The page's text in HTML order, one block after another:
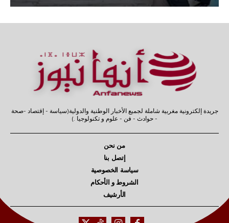
جريدة إلكترونية مغربية شاملة لجميع الأخبار الوطنية والدولية(سياسة - إقتصاد -صحة
- حوادث - فن - علوم و تكنولوجيا .)
من نحن
إتصل بنا
سياسة الخصوصية
الشروط و الأحكام
الأرشيف